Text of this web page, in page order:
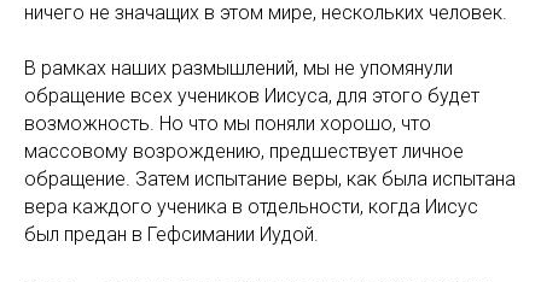
ничего не значащих в этом мире, нескольких человек.
В рамках наших размышлений, мы не упомянули
обращение всех учеников Иисуса, для этого будет
возможность. Но что мы поняли хорошо, что
массовому возрождению, предшествует личное
обращение. Затем испытание веры, как была испытана
вера каждого ученика в отдельности, когда Иисус
был предан в Гефсимании Иудой.